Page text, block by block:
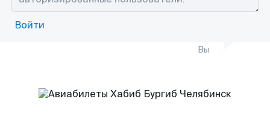
Войти
Вы